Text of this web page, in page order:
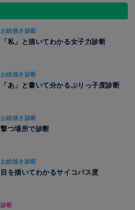
お絵描き診断
「私」と描いてわかる女子力診断
お絵描き診断
「あ」と書いて分かるぶりっ子度診断
お絵描き診断
撃つ場所で診断
お絵描き診断
目を描いてわかるサイコパス度
診断